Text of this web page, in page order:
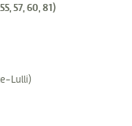
57, 60, 81)
Lulli)